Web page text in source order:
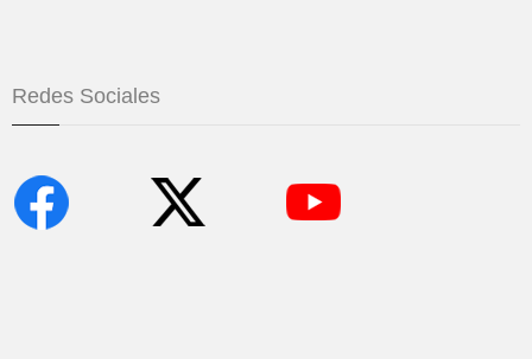
Redes Sociales